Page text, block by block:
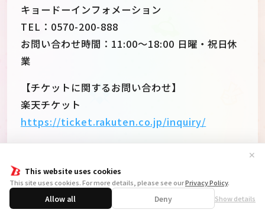
This website uses cookies
This site uses cookies. For more details, please see ourPrivacy Policy.
Allow all Deny Show details
✕
キョードーインフォメーション
TEL：0570-200-888
お問い合わせ時間：11:00～18:00 日曜・祝日休
業
【チケットに関するお問い合わせ】
楽天チケット
https://ticket.rakuten.co.jp/inquiry/